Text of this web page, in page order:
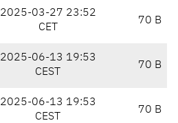
2025-03-27 23:52
CET
70 B
2025-06-13 19:53
CEST
70 B
2025-06-13 19:53
CEST
70 B